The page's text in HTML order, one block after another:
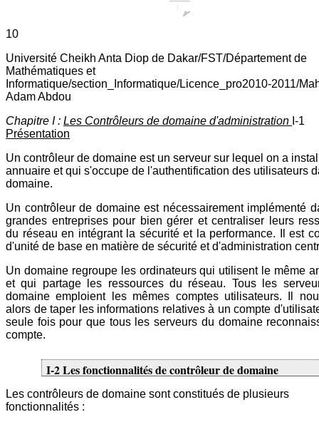
10
Université Cheikh Anta Diop de Dakar/FST/Département de
Mathématiques et
Informatique/section_Informatique/Licence_pro2010-2011/
Adam Abdou
Chapitre I : Les Contrôleurs de domaine d'administration I-1
Présentation
Un contrôleur de domaine est un serveur sur lequel on a
annuaire et qui s'occupe de l'authentification des utilisateurs
domaine.
Un contrôleur de domaine est nécessairement implémenté
grandes entreprises pour bien gérer et centraliser leurs
du réseau en intégrant la sécurité et la performance. Il est
d'unité de base en matière de sécurité et d'administration
Un domaine regroupe les ordinateurs qui utilisent le même
et qui partage les ressources du réseau. Tous les
domaine emploient les mêmes comptes utilisateurs. Il
alors de taper les informations relatives à un compte
seule fois pour que tous les serveurs du domaine
compte.
I-2 Les fonctionnalités de contrôleur de domaine
Les contrôleurs de domaine sont constitués de plusieurs
fonctionnalités :